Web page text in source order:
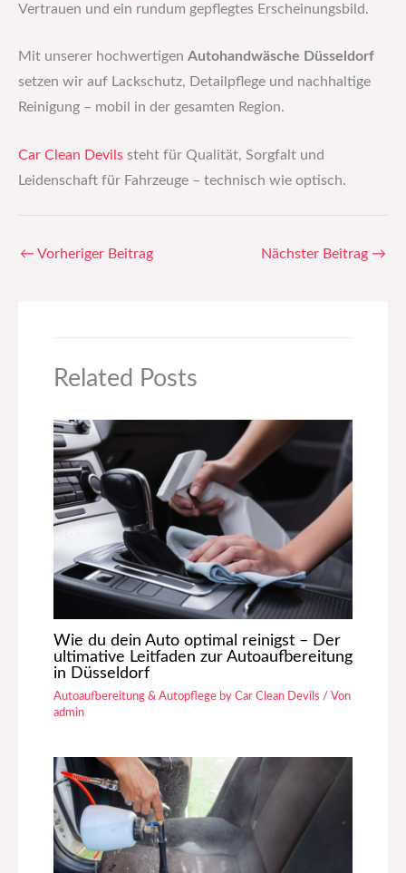
Vertrauen und ein rundum gepflegtes Erscheinungsbild.
Mit unserer hochwertigen Autohandwäsche Düsseldorf
setzen wir auf Lackschutz, Detailpflege und nachhaltige
Reinigung – mobil in der gesamten Region.
Car Clean Devils steht für Qualität, Sorgfalt und
Leidenschaft für Fahrzeuge – technisch wie optisch.
← Vorheriger Beitrag Nächster Beitrag →
Related Posts
Wie du dein Auto optimal reinigst – Der
ultimative Leitfaden zur Autoaufbereitung
in Düsseldorf
Autoaufbereitung & Autopflege by Car Clean Devils / Von
admin